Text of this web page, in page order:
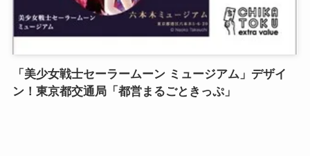
「美少女戦士セーラームーン ミュージアム」デザイ
ン！東京都交通局「都営まるごときっぷ」